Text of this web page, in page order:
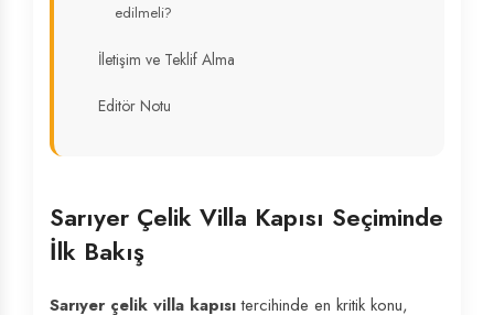
edilmeli?
İletişim ve Teklif Alma
Editör Notu
Sarıyer Çelik Villa Kapısı Seçiminde
İlk Bakış
Sarıyer çelik villa kapısıtercihinde en kritik konu,